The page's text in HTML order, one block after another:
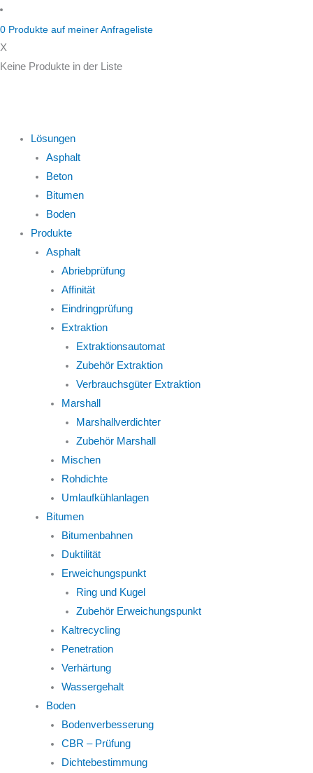
Zum
Inhalt
springen
0 Produkte auf meiner Anfrageliste
X
Keine Produkte in der Liste
Lösungen
Asphalt
Beton
Bitumen
Boden
Produkte
Asphalt
Abriebprüfung
Affinität
Eindringprüfung
Extraktion
Extraktionsautomat
Zubehör Extraktion
Verbrauchsgüter Extraktion
Marshall
Marshallverdichter
Zubehör Marshall
Mischen
Rohdichte
Umlaufkühlanlagen
Bitumen
Bitumenbahnen
Duktilität
Erweichungspunkt
Ring und Kugel
Zubehör Erweichungspunkt
Kaltrecycling
Penetration
Verhärtung
Wassergehalt
Boden
Bodenverbesserung
CBR – Prüfung
Dichtebestimmung